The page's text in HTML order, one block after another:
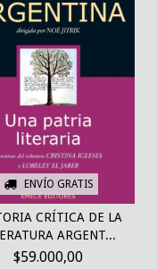
ENVÍO GRATIS
CRÍTICA DE LA
ARGENT...
$59.000,00